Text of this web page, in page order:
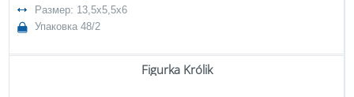
Размер: 13,5x5,5x6
Упаковка 48/2
Figurka Królik